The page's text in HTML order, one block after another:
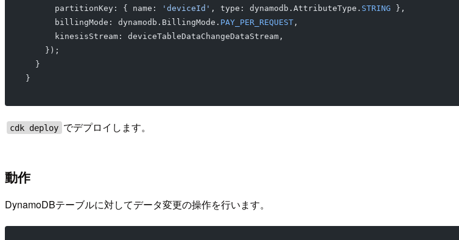
      partitionKey: { name:
'deviceId' , type: dynamodb.AttributeType. STRING },
      billingMode: dynamodb.BillingMode.
PAY_PER_REQUEST,
      kinesisStream: deviceTableDataChangeDataStream,
    });
  }
}
cdk deploy でデプロイします。
動作
DynamoDBテーブルに対してデータ変更の操作を行います。